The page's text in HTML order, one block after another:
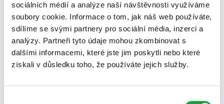
sociálních médií a analýze naší návštěvnosti využíváme
soubory cookie. Informace o tom, jak náš web používáte,
sdílíme se svými partnery pro sociální média, inzerci a
analýzy. Partneři tyto údaje mohou zkombinovat s
dalšími informacemi, které jste jim poskytli nebo které
získali v důsledku toho, že používáte jejich služby.